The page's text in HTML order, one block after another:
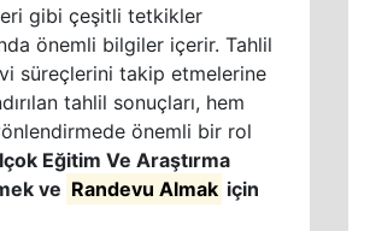
gibi çeşitli tetkikler
önemli bilgiler içerir. Tahlil
süreçlerini takip etmelerine
tahlil sonuçları, hem
önemli bir rol
Eğitim Ve Araştırma
ve Randevu Almak için